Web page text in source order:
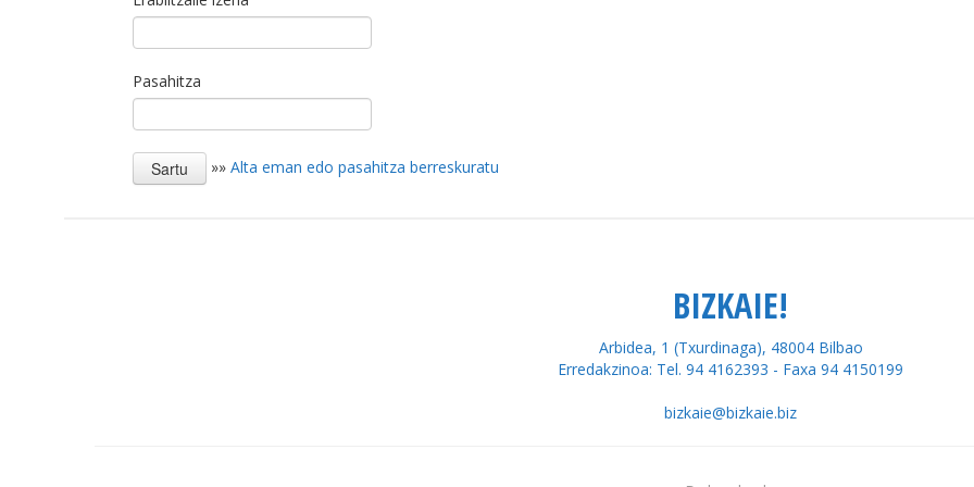
Pasahitza
»» Alta eman edo pasahitza berreskuratu
BIZKAIE!
Arbidea, 1 (Txurdinaga), 48004 Bilbao
Erredakzinoa: Tel. 94 4162393 - Faxa 94 4150199
bizkaie@bizkaie.biz